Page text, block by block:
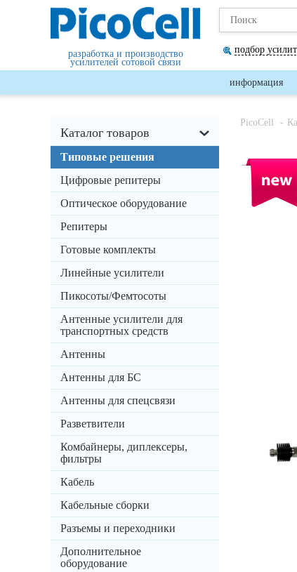
разработка и производство
усилителей сотовой связи
подбор
информация
Каталог товаров
Типовые решения
Цифровые репитеры
Оптическое оборудование
Репитеры
Готовые комплекты
Линейные усилители
Пикосоты/Фемтосоты
Антенные усилители для
транспортных средств
Антенны
Антенны для БС
Антенны для спецсвязи
Разветвители
Комбайнеры, диплексеры,
фильтры
Кабель
Кабельные сборки
Разъемы и переходники
Дополнительное
оборудование
PicoCell